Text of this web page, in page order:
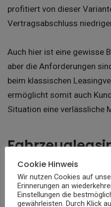
profitiert von dieser
Vertragsabschluss
Auch hier ist eine gewisse
aber die Anforderungen
beim klassischen
ermöglicht somit auch
Situation eine verlässliche
negativer
man achten
Cookie Hinweis
Wir nutzen Cookies auf
Erinnerungen an
Einstellungen die
gewährleisten. Durch Klick